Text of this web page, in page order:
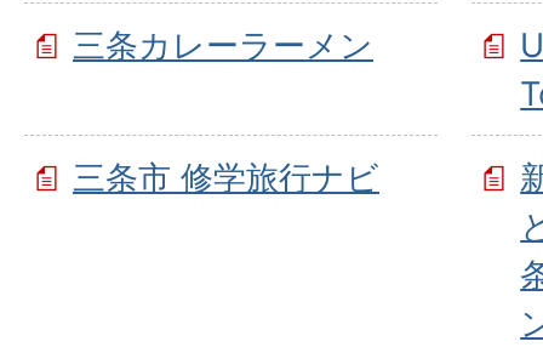
三条カレーラーメン
三条市 修学旅行ナビ